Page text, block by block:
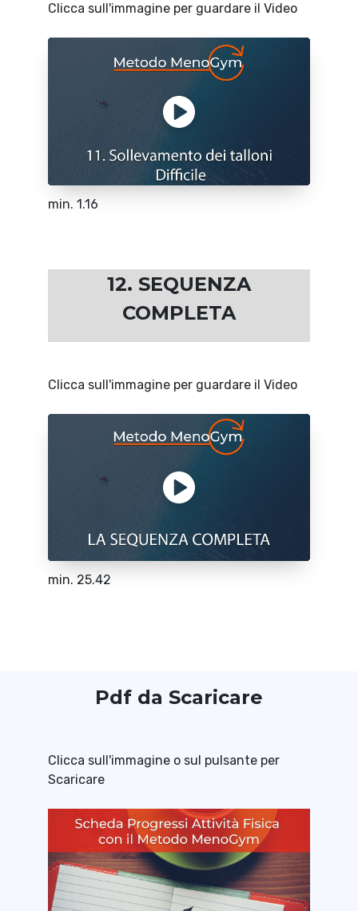
Clicca sull'immagine per guardare il Video
min. 1.16
12. SEQUENZA
COMPLETA
Clicca sull'immagine per guardare il Video
min. 25.42
Pdf da Scaricare
Clicca sull'immagine o sul pulsante per
Scaricare